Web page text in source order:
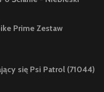
Prime Zestaw
się Psi Patrol (71044)